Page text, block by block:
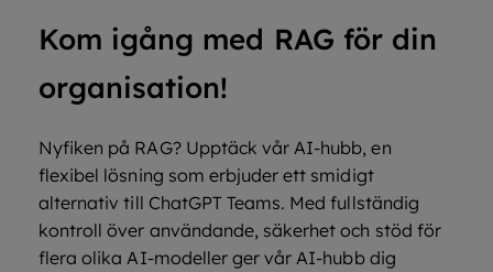
Kom igång med RAG för din
organisation!
Nyfiken på RAG? Upptäck vår AI-hubb, en
flexibel lösning som erbjuder ett smidigt
alternativ till ChatGPT Teams. Med fullständig
kontroll över användande, säkerhet och stöd för
flera olika AI-modeller ger vår AI-hubb dig